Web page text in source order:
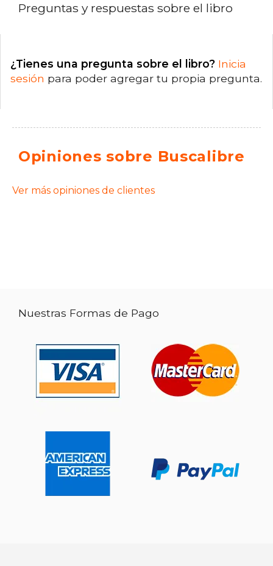
Preguntas y respuestas sobre el libro
¿Tienes una pregunta sobre el libro? Inicia
sesión para poder agregar tu propia pregunta.
Opiniones sobre Buscalibre
Ver más opiniones de clientes
Nuestras Formas de Pago